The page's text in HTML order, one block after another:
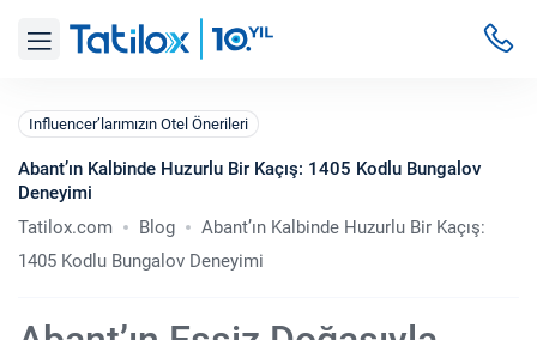
Influencer’larımızın Otel Önerileri
Abant’ın Kalbinde Huzurlu Bir Kaçış: 1405 Kodlu Bungalov
Deneyimi
Tatilox.com
Blog
Abant’ın Kalbinde Huzurlu Bir Kaçış:
1405 Kodlu Bungalov Deneyimi